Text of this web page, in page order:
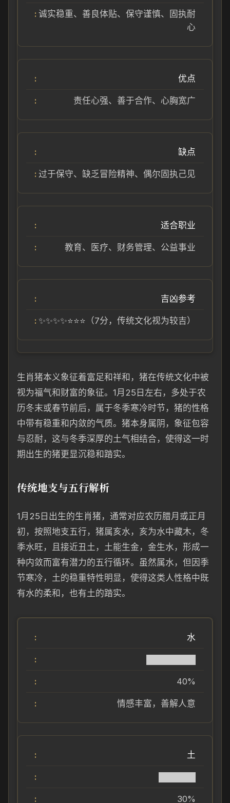
诚实稳重、善良体贴、保守谨慎、固执耐
心
优点
责任心强、善于合作、心胸宽广
缺点
过于保守、缺乏冒险精神、偶尔固执己见
适合职业
教育、医疗、财务管理、公益事业
吉凶参考
✨✨✨✨⭐⭐⭐（7分，传统文化视为较吉）
生肖猪本义象征着富足和祥和，猪在传统文化中被
视为福气和财富的象征。1月25日左右，多处于农
历冬末或春节前后，属于冬季寒冷时节，猪的性格
中带有稳重和内敛的气质。猪本身属阴，象征包容
与忍耐，这与冬季深厚的土气相结合，使得这一时
期出生的猪更显沉稳和踏实。
传统地支与五行解析
1月25日出生的生肖猪，通常对应农历腊月或正月
初，按照地支五行，猪属亥水，亥为水中藏木，冬
季水旺，且接近丑土，土能生金，金生水，形成一
种内敛而富有潜力的五行循环。虽然属水，但因季
节寒冷，土的稳重特性明显，使得这类人性格中既
有水的柔和，也有土的踏实。
水
40%
情感丰富，善解人意
土
30%